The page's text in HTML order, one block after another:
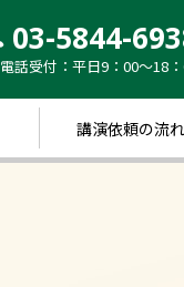
03-5844-
電話受付：平日9：00～18
講演依頼の流れ